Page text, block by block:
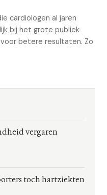
cardiologen al jaren
bij het grote publiek
betere resultaten. Zo
vergaren
toch hartziekten